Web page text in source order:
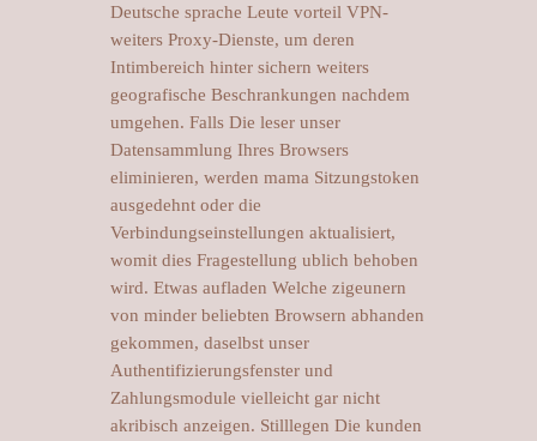
Deutsche sprache Leute vorteil VPN-
weiters Proxy-Dienste, um deren
Intimbereich hinter sichern weiters
geografische Beschrankungen nachdem
umgehen. Falls Die leser unser
Datensammlung Ihres Browsers
eliminieren, werden mama Sitzungstoken
ausgedehnt oder die
Verbindungseinstellungen aktualisiert,
womit dies Fragestellung ublich behoben
wird. Etwas aufladen Welche zigeunern
von minder beliebten Browsern abhanden
gekommen, daselbst unser
Authentifizierungsfenster und
Zahlungsmodule vielleicht gar nicht
akribisch anzeigen. Stilllegen Die kunden